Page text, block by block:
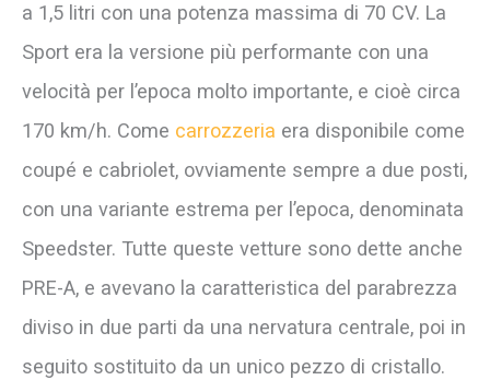
a 1,5 litri con una potenza massima di 70 CV. La
Sport era la versione più performante con una
velocità per l’epoca molto importante, e cioè circa
170 km/h. Come carrozzeria era disponibile come
coupé e cabriolet, ovviamente sempre a due posti,
con una variante estrema per l’epoca, denominata
Speedster. Tutte queste vetture sono dette anche
PRE-A, e avevano la caratteristica del parabrezza
diviso in due parti da una nervatura centrale, poi in
seguito sostituito da un unico pezzo di cristallo.